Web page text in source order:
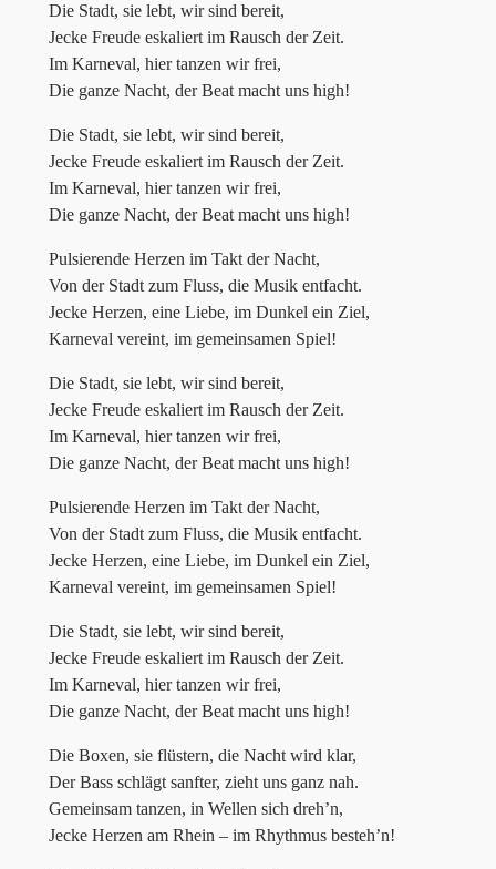
Die Stadt, sie lebt, wir sind bereit,
Jecke Freude eskaliert im Rausch der Zeit.
Im Karneval, hier tanzen wir frei,
Die ganze Nacht, der Beat macht uns high!
Die Stadt, sie lebt, wir sind bereit,
Jecke Freude eskaliert im Rausch der Zeit.
Im Karneval, hier tanzen wir frei,
Die ganze Nacht, der Beat macht uns high!
Pulsierende Herzen im Takt der Nacht,
Von der Stadt zum Fluss, die Musik entfacht.
Jecke Herzen, eine Liebe, im Dunkel ein Ziel,
Karneval vereint, im gemeinsamen Spiel!
Die Stadt, sie lebt, wir sind bereit,
Jecke Freude eskaliert im Rausch der Zeit.
Im Karneval, hier tanzen wir frei,
Die ganze Nacht, der Beat macht uns high!
Pulsierende Herzen im Takt der Nacht,
Von der Stadt zum Fluss, die Musik entfacht.
Jecke Herzen, eine Liebe, im Dunkel ein Ziel,
Karneval vereint, im gemeinsamen Spiel!
Die Stadt, sie lebt, wir sind bereit,
Jecke Freude eskaliert im Rausch der Zeit.
Im Karneval, hier tanzen wir frei,
Die ganze Nacht, der Beat macht uns high!
Die Boxen, sie flüstern, die Nacht wird klar,
Der Bass schlägt sanfter, zieht uns ganz nah.
Gemeinsam tanzen, in Wellen sich dreh’n,
Jecke Herzen am Rhein – im Rhythmus besteh’n!